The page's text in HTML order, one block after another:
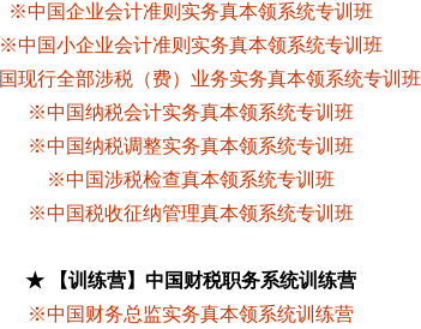
※中国企业会计准则实务真本领系统专训班
※中国小企业会计准则实务真本领系统专训班
现行全部涉税（费）业务实务真本领系统专训班
※中国纳税会计实务真本领系统专训班
※中国纳税调整实务真本领系统专训班
※中国涉税检查真本领系统专训班
※中国税收征纳管理真本领系统专训班
★ 【训练营】中国财税职务系统训练营
※中国财务总监实务真本领系统训练营